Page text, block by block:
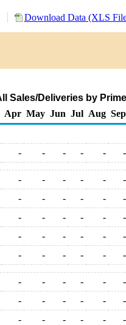
Download Data (XLS
Sales/Deliveries by
Apr May Jun Jul Aug Sep
- - - - - -
- - - - - -
- - - - - -
- - - - - -
- - - - - -
- - - - - -
- - - - - -
- - - - - -
- - - - - -